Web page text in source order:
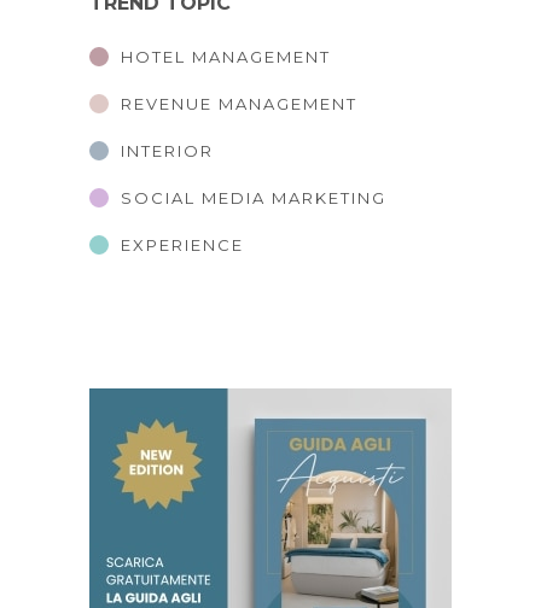
HOTEL MANAGEMENT
REVENUE MANAGEMENT
INTERIOR
SOCIAL MEDIA MARKETING
EXPERIENCE